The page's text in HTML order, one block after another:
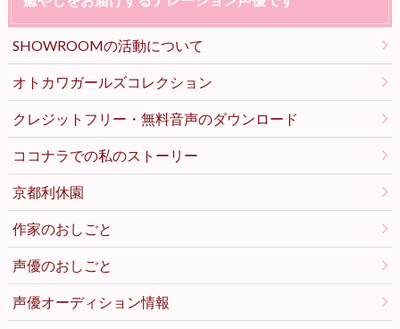
SHOWROOMの活動について
オトカワガールズコレクション
クレジットフリー・無料音声のダウンロード
ココナラでの私のストーリー
京都利休園
作家のおしごと
声優のおしごと
声優オーディション情報